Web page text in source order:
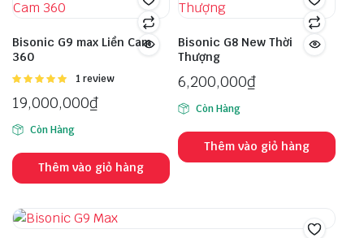
Bisonic G9 max Liền Cam
360
Được
5.005 sao
1 review
19,000,000₫
Còn Hàng
Thêm vào giỏ hàng
Bisonic G8 New Thời
Thượng
6,200,000₫
Còn Hàng
Thêm vào giỏ hàng